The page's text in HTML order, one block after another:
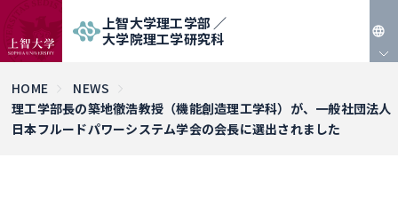
上智大学理工学部 ／
大学院理工学研究科
EN
HOME
NEWS
理工学部長の築地徹浩教授（機能創造理工学科）が、一般社団法人
日本フルードパワーシステム学会の会長に選出されました